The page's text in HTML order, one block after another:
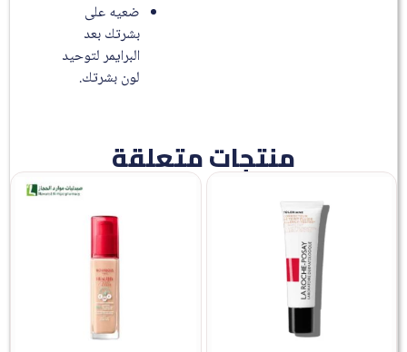
ضعيه على
بشرتك بعد
البرايمر لتوحيد
لون بشرتك.
منتجات متعلقة